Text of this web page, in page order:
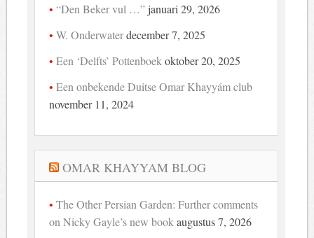
“Den Beker vul …” januari 29, 2026
W. Onderwaterdecember 7, 2025
Een ‘Delfts’ Pottenboek oktober 20, 2025
Een onbekende Duitse Omar Khayyám club
november 11, 2024
OMAR KHAYYAM BLOG
The Other Persian Garden: Further comments
on Nicky Gayle’s new book augustus 7, 2026